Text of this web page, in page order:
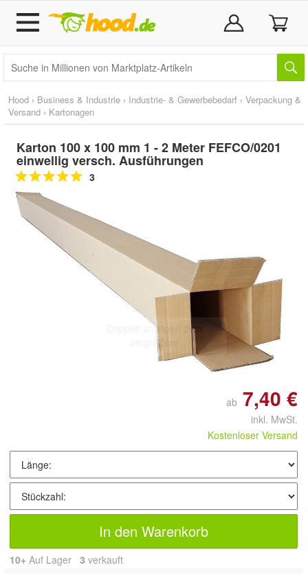
Hood › Business & Industrie › Industrie- & Gewerbebedarf › Verpackung &
Versand › Kartonagen
Karton 100 x 100 mm 1 - 2 Meter FEFCO/0201
einwellig versch. Ausführungen
3
Doppelt antippen zum
vergrößern
ab 7,40 €
inkl. MwSt.
Kostenloser Versand
In den Warenkorb
10+ Auf Lager 3 verkauft